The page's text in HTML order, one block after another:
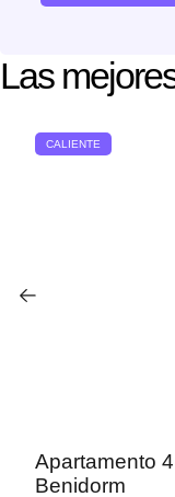
Las
CALIENTE
Apartamento
Benidorm